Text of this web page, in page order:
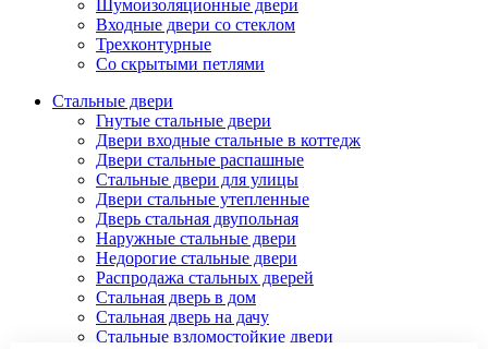
Шумоизоляционные двери
Входные двери со стеклом
Трехконтурные
Со скрытыми петлями
Стальные двери
Гнутые стальные двери
Двери входные стальные в коттедж
Двери стальные распашные
Стальные двери для улицы
Двери стальные утепленные
Дверь стальная двупольная
Наружные стальные двери
Недорогие стальные двери
Распродажа стальных дверей
Стальная дверь в дом
Стальная дверь на дачу
Стальные взломостойкие двери